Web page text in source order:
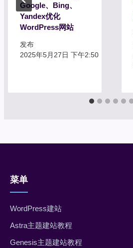
Google、Bing、
Yandex优化
WordPress网站
发布
2025年5月27日 下午2:50
菜单
WordPress建站
Astra主题建站教程
Genesis主题建站教程